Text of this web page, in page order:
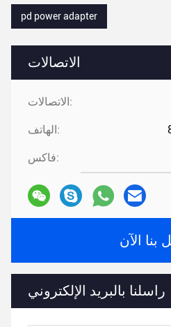
الاتصالات
الاتصالات:
الهاتف:
فاكس:
بنا الآن
راسلنا بالبريد الإلكتروني
pd power adapter